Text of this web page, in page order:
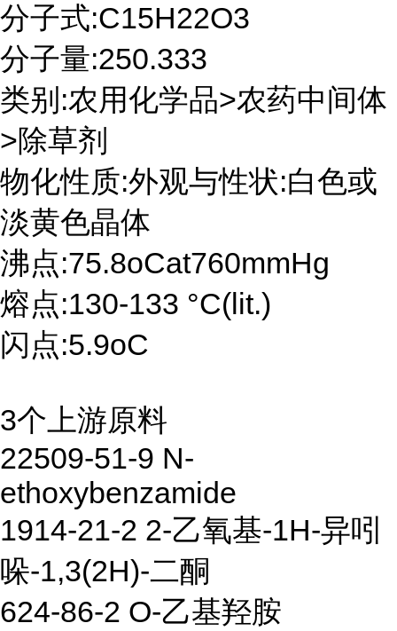
分子式:C15H22O3
分子量:250.333
类别:农用化学品>农药中间体
>除草剂
物化性质:外观与性状:白色或
淡黄色晶体
沸点:75.8oCat760mmHg
熔点:130-133 °C(lit.)
闪点:5.9oC
3个上游原料
22509-51-9 N-
ethoxybenzamide
1914-21-2 2-乙氧基-1H-异吲
哚-1,3(2H)-二酮
624-86-2 O-乙基羟胺